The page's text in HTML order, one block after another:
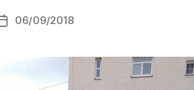
Autor
příspěvku
a
o
Datum
06/09/2018